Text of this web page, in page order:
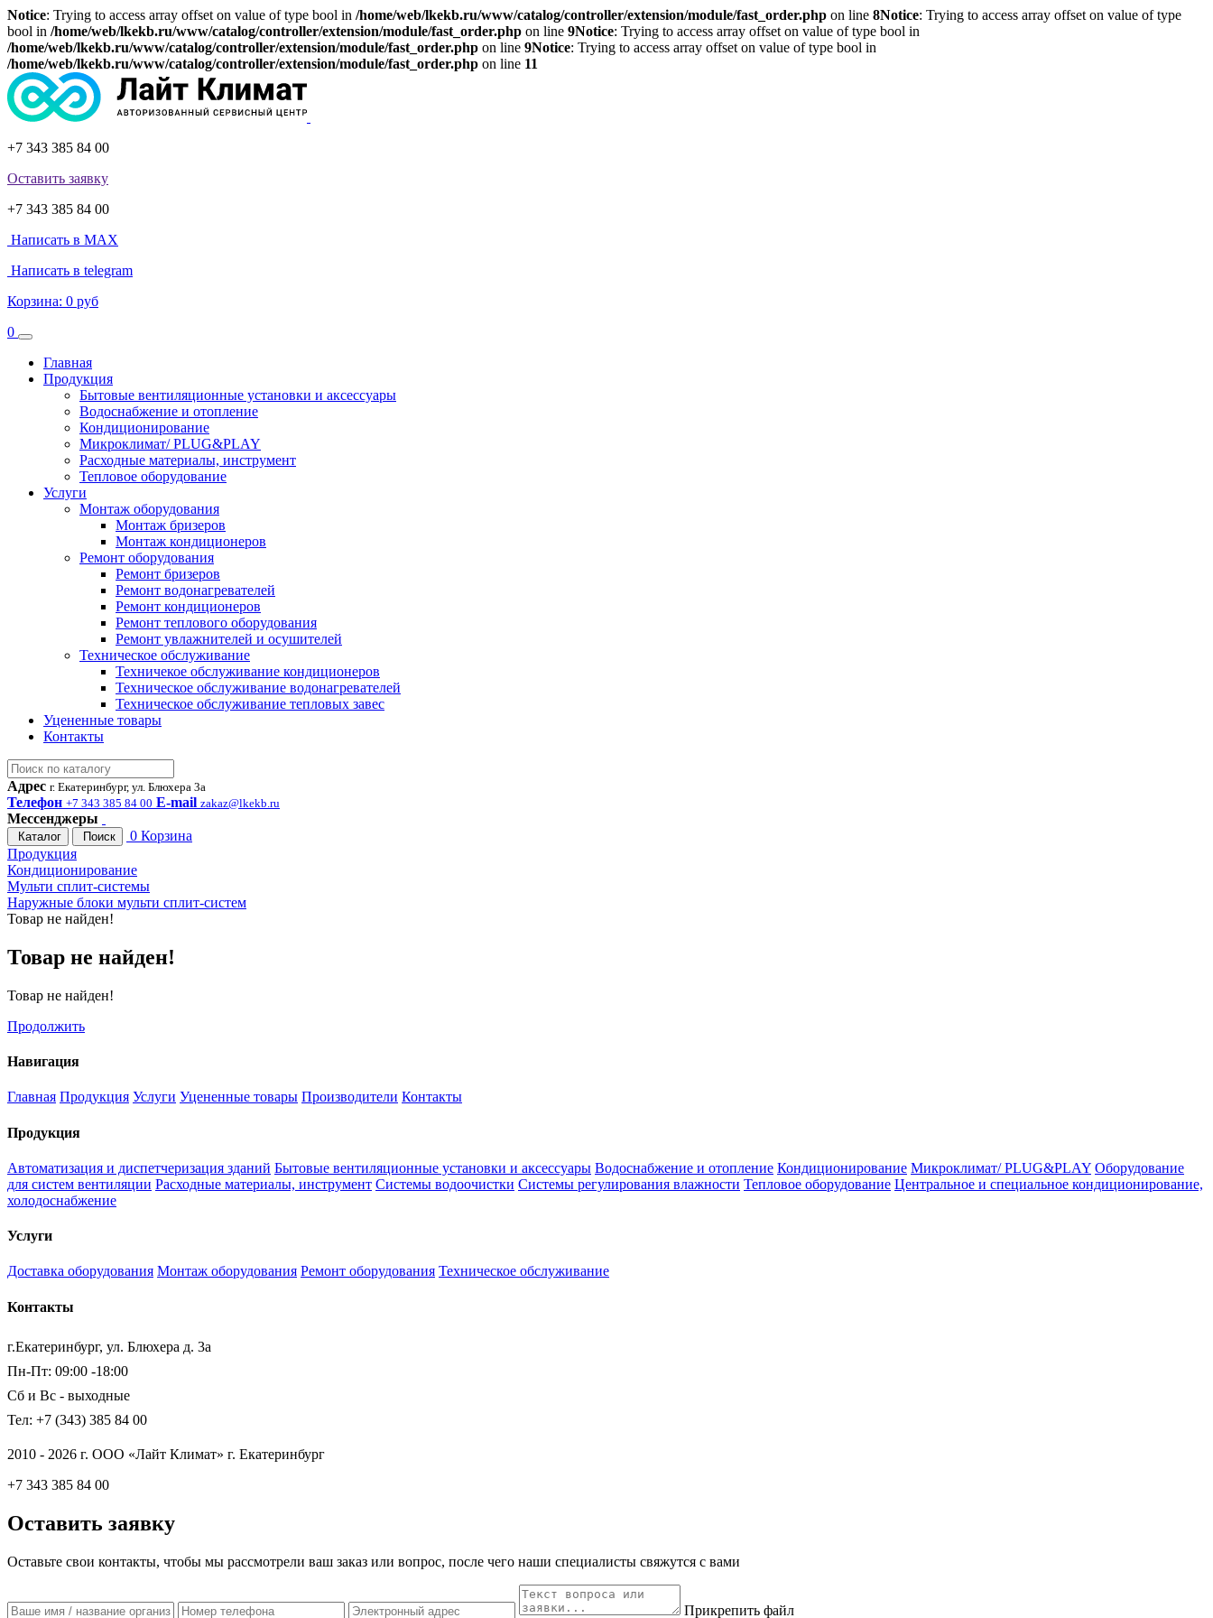
Notice: Trying to access array offset on value of type bool in /home/web/lkekb.ru/www/catalog/controller/extension/module/fast_order.php on line 8Notice: Trying to access array offset on value of type
bool in /home/web/lkekb.ru/www/catalog/controller/extension/module/fast_order.php on line 9Notice: Trying to access array offset on value of type bool in
/home/web/lkekb.ru/www/catalog/controller/extension/module/fast_order.php on line 9Notice: Trying to access array offset on value of type bool in
/home/web/lkekb.ru/www/catalog/controller/extension/module/fast_order.php on line 11
+7 343 385 84 00
Оставить заявку
+7 343 385 84 00
Написать в MAX
Написать в telegram
Корзина: 0 руб
0
Главная
Продукция
Бытовые вентиляционные установки и аксессуары
Водоснабжение и отопление
Кондиционирование
Микроклимат/ PLUG&PLAY
Расходные материалы, инструмент
Тепловое оборудование
Услуги
Монтаж оборудования
Монтаж бризеров
Монтаж кондиционеров
Ремонт оборудования
Ремонт бризеров
Ремонт водонагревателей
Ремонт кондиционеров
Ремонт теплового оборудования
Ремонт увлажнителей и осушителей
Техническое обслуживание
Техничекое обслуживание кондиционеров
Техническое обслуживание водонагревателей
Техническое обслуживание тепловых завес
Уцененные товары
Контакты
Адрес г. Екатеринбург, ул. Блюхера 3а
Телефон +7 343 385 84 00 E-mail zakaz@lkekb.ru
Мессенджеры
Каталог Поиск 0 Корзина
Продукция
Кондиционирование
Мульти сплит-системы
Наружные блоки мульти сплит-систем
Товар не найден!
Товар не найден!
Товар не найден!
Продолжить
Навигация
Главная Продукция Услуги Уцененные товары Производители Контакты
Продукция
Автоматизация и диспетчеризация зданий Бытовые вентиляционные установки и аксессуары Водоснабжение и отопление Кондиционирование Микроклимат/ PLUG&PLAY Оборудование
для систем вентиляции Расходные материалы, инструмент Системы водоочистки Системы регулирования влажности Тепловое оборудование Центральное и специальное кондиционирование,
холодоснабжение
Услуги
Доставка оборудования Монтаж оборудования Ремонт оборудования Техническое обслуживание
Контакты
г.Екатеринбург, ул. Блюхера д. 3а
Пн-Пт: 09:00 -18:00
Сб и Вс - выходные
Тел: +7 (343) 385 84 00
2010 - 2026 г. ООО «Лайт Климат» г. Екатеринбург
+7 343 385 84 00
Оставить заявку
Оставьте свои контакты, чтобы мы рассмотрели ваш заказ или вопрос, после чего наши специалисты свяжутся с вами
Прикрепить файл